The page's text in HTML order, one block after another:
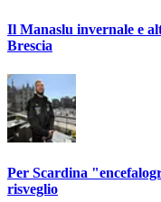
Il Manaslu invernale e
Brescia
Per Scardina
risveglio